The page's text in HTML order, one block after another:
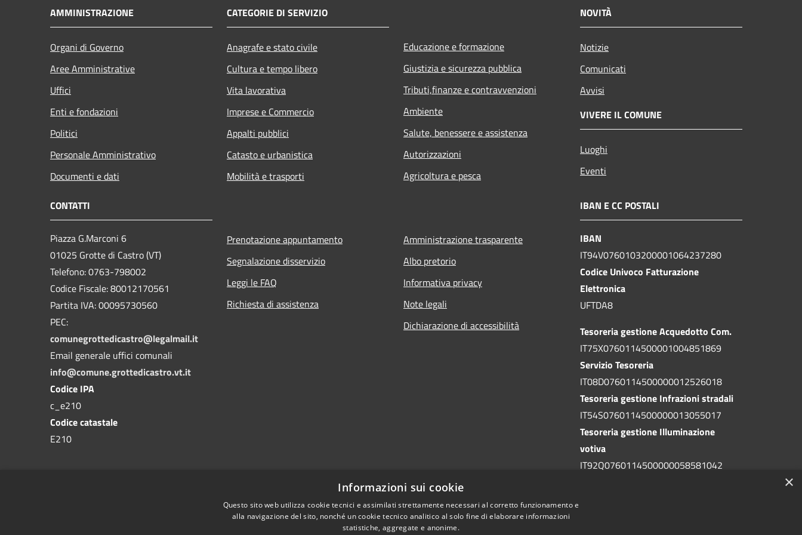
AMMINISTRAZIONE
Organi di Governo
Aree Amministrative
Uffici
Enti e fondazioni
Politici
Personale Amministrativo
Documenti e dati
CATEGORIE DI SERVIZIO
Anagrafe e stato civile
Cultura e tempo libero
Vita lavorativa
Imprese e Commercio
Appalti pubblici
Catasto e urbanistica
Mobilità e trasporti
Educazione e formazione
Giustizia e sicurezza pubblica
Tributi,finanze e contravvenzioni
Ambiente
Salute, benessere e assistenza
Autorizzazioni
Agricoltura e pesca
NOVITÀ
Notizie
Comunicati
Avvisi
VIVERE IL COMUNE
Luoghi
Eventi
CONTATTI
Piazza G.Marconi 6
01025 Grotte di Castro (VT)
Telefono: 0763-798002
Codice Fiscale: 80012170561
Partita IVA: 00095730560
PEC:
comunegrottedicastro@legalmail.it
Email generale uffici comunali
info@comune.grottedicastro.vt.it
Codice IPA
c_e210
Codice catastale
E210
Prenotazione appuntamento
Segnalazione disservizio
Leggi le FAQ
Richiesta di assistenza
Amministrazione trasparente
Albo pretorio
Informativa privacy
Note legali
Dichiarazione di accessibilità
IBAN E CC POSTALI
IBAN
IT94V0760103200001064237280
Codice Univoco Fatturazione
Elettronica
UFTDA8
Tesoreria gestione Acquedotto Com.
IT75X0760114500001004851869
Servizio Tesoreria
IT08D0760114500000012526018
Tesoreria gestione Infrazioni stradali
IT54S0760114500000013055017
Tesoreria gestione Illuminazione
votiva
IT92Q0760114500000058581042
×
Informazioni sui cookie
Questo sito web utilizza cookie tecnici e assimilati strettamente necessari al corretto funzionamento e
alla navigazione del sito, nonché un cookie tecnico analitico al solo fine di elaborare informazioni
statistiche, aggregate e anonime.